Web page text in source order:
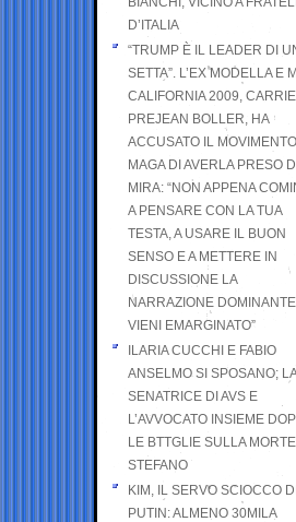
D’ITALIA
“TRUMP È IL LEADER DI
SETTA”. L’EX MODELLA E
CALIFORNIA 2009, CARRIE
PREJEAN BOLLER, HA
ACCUSATO IL MOVIMENTO
MAGA DI AVERLA PRESO DI
MIRA: “NON APPENA
A PENSARE CON LA TUA
TESTA, A USARE IL BUON
SENSO E A METTERE IN
DISCUSSIONE LA
NARRAZIONE
VIENI EMARGINATO”
ILARIA CUCCHI E FABIO
ANSELMO SI SPOSANO; LA
SENATRICE DI AVS E
L’AVVOCATO INSIEME
LE BTTGLIE SULLA MORTE
STEFANO
KIM, IL SERVO SCIOCCO DI
PUTIN: ALMENO 30MILA